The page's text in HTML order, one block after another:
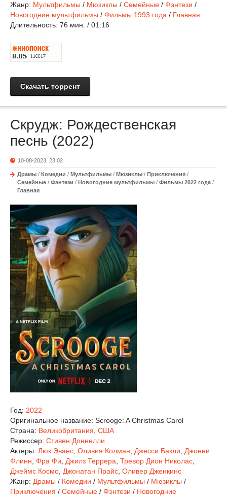
Жанр: Мультфильмы / Мюзиклы / Семейные / Фэнтези /
Новогодние мультфильмы / Фильмы 1993 года / Главная
Длительность: 76 мин. / 01:16
Скачать торрент
Скрудж: Рождественская
песнь (2022)
10-08-2023, 23:02
Драмы / Комедии / Мультфильмы / Мюзиклы / Приключения /
Семейные / Фэнтези / Новогодние мультфильмы / Фильмы 2022 года /
Главная
Год: 2022
Оригинальное название: Scrooge: A Christmas Carol
Страна: Великобритания США
Режиссер: Стивен Доннелли
Актеры: Люк Эванс Оливия Колман Джесси Бакли
Джонни
Флинн Фра Фи Джилз Террера Тревор Дион Николас
Джеймс Космо Джонатан Прайс Оливер Дженкинс
Жанр: Драмы / Комедии / Мультфильмы / Мюзиклы /
Приключения / Семейные / Фэнтези / Новогодние